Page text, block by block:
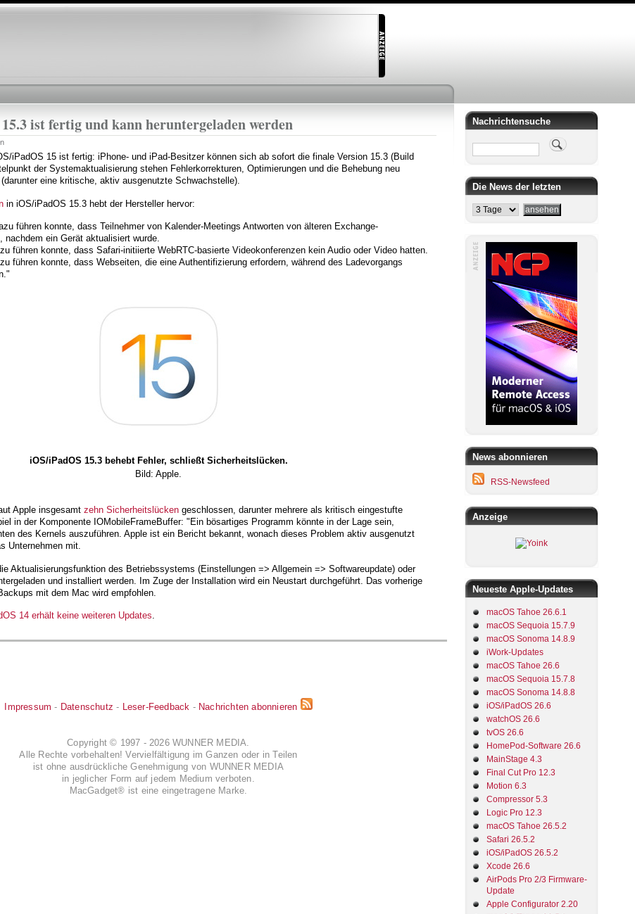
Direkt
ist fertig und kann heruntergeladen werden
iPadOS 15 ist fertig: iPhone- und iPad-Besitzer können sich ab sofort die finale Version 15.3 (Build
der Systemaktualisierung stehen Fehlerkorrekturen, Optimierungen und die Behebung neu
eine kritische, aktiv ausgenutzte Schwachstelle).
in iOS/iPadOS 15.3 hebt der Hersteller hervor:
führen konnte, dass Teilnehmer von Kalender-Meetings Antworten von älteren Exchange-
nachdem ein Gerät aktualisiert wurde.
führen konnte, dass Safari-initiierte WebRTC-basierte Videokonferenzen kein Audio oder Video hatten.
führen konnte, dass Webseiten, die eine Authentifizierung erfordern, während des Ladevorgangs
iOS/iPadOS 15.3 behebt Fehler, schließt Sicherheitslücken.
Bild: Apple.
Apple insgesamt zehn Sicherheitslücken geschlossen, darunter mehrere als kritisch eingestufte
in der Komponente IOMobileFrameBuffer: "Ein bösartiges Programm könnte in der Lage sein,
des Kernels auszuführen. Apple ist ein Bericht bekannt, wonach dieses Problem aktiv ausgenutzt
Unternehmen mit.
Aktualisierungsfunktion des Betriebssystems (Einstellungen => Allgemein => Softwareupdate) oder
und installiert werden. Im Zuge der Installation wird ein Neustart durchgeführt. Das vorherige
mit dem Mac wird empfohlen.
14 erhält keine weiteren Updates.
Impressum - Datenschutz - Leser-Feedback - Nachrichten abonnieren
Copyright © 1997 - 2026 WUNNER MEDIA.
Alle Rechte vorbehalten! Vervielfältigung im Ganzen oder in Teilen
ist ohne ausdrückliche Genehmigung von WUNNER MEDIA
in jeglicher Form auf jedem Medium verboten.
MacGadget® ist eine eingetragene Marke.
Nachrichtensuche
Suche
Die News der letzten
News abonnieren
RSS-Newsfeed
Anzeige
Neueste Apple-Updates
macOS Tahoe 26.6.1
macOS Sequoia 15.7.9
macOS Sonoma 14.8.9
iWork-Updates
macOS Tahoe 26.6
macOS Sequoia 15.7.8
macOS Sonoma 14.8.8
iOS/iPadOS 26.6
watchOS 26.6
tvOS 26.6
HomePod-Software 26.6
MainStage 4.3
Final Cut Pro 12.3
Motion 6.3
Compressor 5.3
Logic Pro 12.3
macOS Tahoe 26.5.2
Safari 26.5.2
iOS/iPadOS 26.5.2
Xcode 26.6
AirPods Pro 2/3 Firmware-
Update
Apple Configurator 2.20